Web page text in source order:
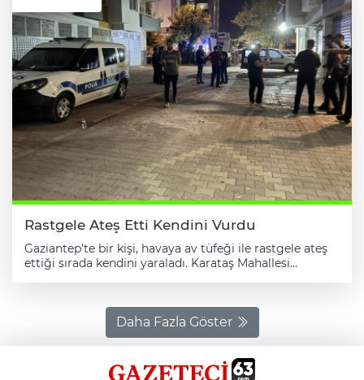
Rastgele Ateş Etti Kendini Vurdu
Gaziantep'te bir kişi, havaya av tüfeği ile rastgele ateş
ettiği sırada kendini yaraladı. Karataş Mahallesi
ve polis ekipleri sevk edildi. Ekipler, M.Y'ın av tüfeği ile
kendisini omzundan yaraladığını belirledi. Ambulans ile
hastaneye kaldırılan yaralı tedavi altına alındı.
Daha Fazla Göster